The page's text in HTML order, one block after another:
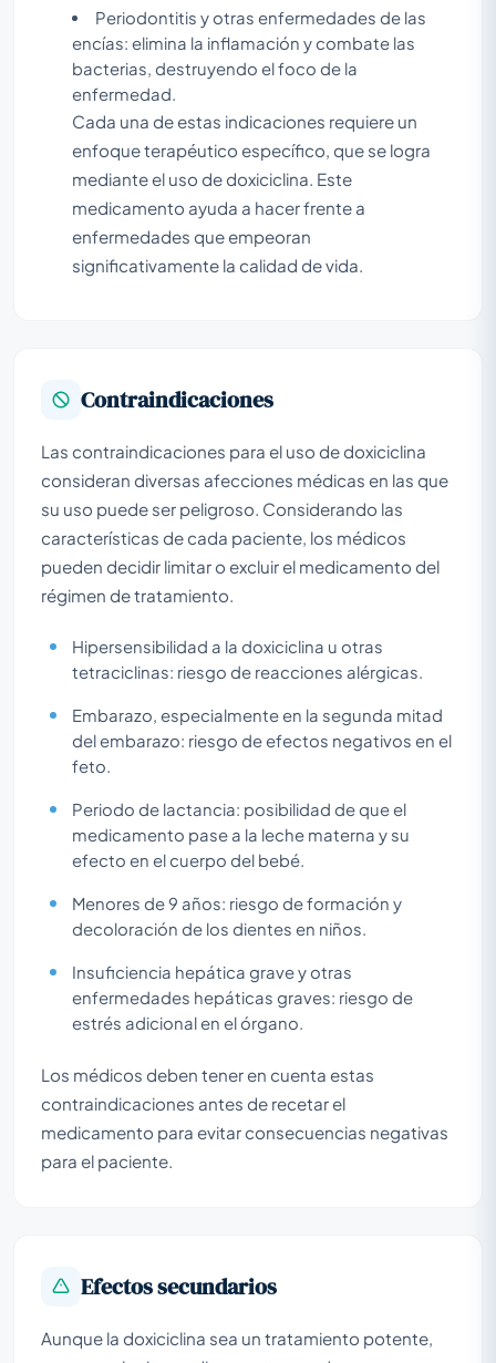
Periodontitis y otras enfermedades de las
encías: elimina la inflamación y combate las
bacterias, destruyendo el foco de la
enfermedad.
Cada una de estas indicaciones requiere un
enfoque terapéutico específico, que se logra
mediante el uso de doxiciclina. Este
medicamento ayuda a hacer frente a
enfermedades que empeoran
significativamente la calidad de vida.
Contraindicaciones
Las contraindicaciones para el uso de doxiciclina
consideran diversas afecciones médicas en las que
su uso puede ser peligroso. Considerando las
características de cada paciente, los médicos
pueden decidir limitar o excluir el medicamento del
régimen de tratamiento.
Hipersensibilidad a la doxiciclina u otras
tetraciclinas: riesgo de reacciones alérgicas.
Embarazo, especialmente en la segunda mitad
del embarazo: riesgo de efectos negativos en el
feto.
Periodo de lactancia: posibilidad de que el
medicamento pase a la leche materna y su
efecto en el cuerpo del bebé.
Menores de 9 años: riesgo de formación y
decoloración de los dientes en niños.
Insuficiencia hepática grave y otras
enfermedades hepáticas graves: riesgo de
estrés adicional en el órgano.
Los médicos deben tener en cuenta estas
contraindicaciones antes de recetar el
medicamento para evitar consecuencias negativas
para el paciente.
Efectos secundarios
Aunque la doxiciclina sea un tratamiento potente,